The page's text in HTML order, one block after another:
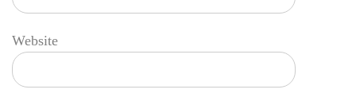
Website